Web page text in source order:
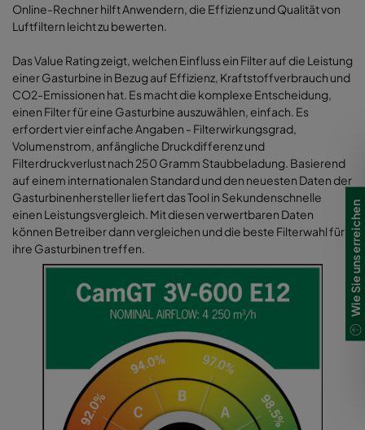
Online-Rechner hilft Anwendern, die Effizienz und Qualität von
Luftfiltern leicht zu bewerten.
Das Value Rating zeigt, welchen Einfluss ein Filter auf die Leistung
einer Gasturbine in Bezug auf Effizienz, Kraftstoffverbrauch und
CO2-Emissionen hat. Es macht die komplexe Entscheidung,
einen Filter für eine Gasturbine auszuwählen, einfach. Es
erfordert vier einfache Angaben - Filterwirkungsgrad,
Volumenstrom, anfängliche Druckdifferenz und
Filterdruckverlust nach 250 Gramm Staubbeladung. Basierend
auf einem internationalen Standard und den neuesten Daten der
Gasturbinenhersteller liefert das Tool in Sekundenschnelle
einen Leistungsvergleich. Mit diesen verwertbaren Daten
können Betreiber dann vergleichen und die beste Filterwahl für
ihre Gasturbinen treffen.
Wie Sie uns erreichen